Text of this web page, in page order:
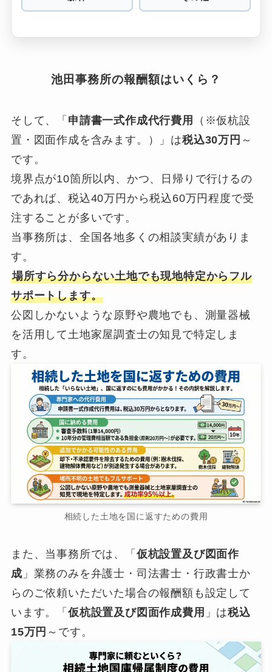
池田事務所の報酬額はいくら？
そして、「 申請書一式作成代行費用
（※仮杭設
置・図面作成を含みます。）」は税込30万円 ～
です。
境界点が10箇所以内、かつ、日帰りで行けるの
であれば、税込40万円から税込60万円程度で受
注することが多いです。
当事務所は、全国各地多くの相談実績がありま
す。
場所すら分からない土地でも現地特定からフル
サポートします。
公図しかないような原野や農地でも、測量器械
を活用して土地家屋調査士の知見で特定しま
す。
相続した土地を国に返すための費用
また、当事務所では、「 仮杭設置及び図面作
成 」業務のみを弁護士・司法書士・行政書士か
らのご依頼いただいた場合の報酬額も設定して
います。「 仮杭設置及び図面作成費用 」は税込
15万円 ～です。